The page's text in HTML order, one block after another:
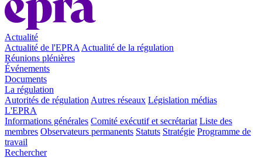
Actualité
Actualité de l'EPRA Actualité de la régulation
Réunions plénières
Événements
Documents
La régulation
Autorités de régulation Autres réseaux Législation médias
L'EPRA
Informations générales Comité exécutif et secrétariat Liste des
membres Observateurs permanents Statuts Stratégie Programme de
travail
Rechercher